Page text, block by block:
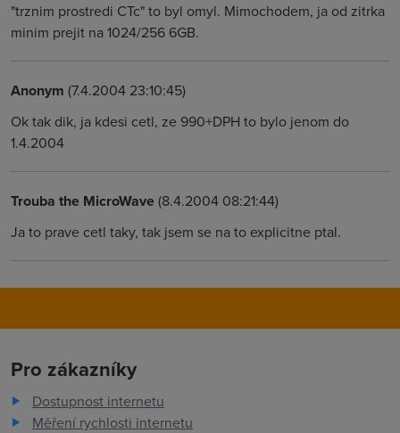
"trznim prostredi CTc" to byl omyl. Mimochodem, ja od zitrka
minim prejit na 1024/256 6GB.
Anonym (7.4.2004 23:10:45)
Ok tak dik, ja kdesi cetl, ze 990+DPH to bylo jenom do
1.4.2004
Trouba the MicroWave(8.4.2004 08:21:44)
Ja to prave cetl taky, tak jsem se na to explicitne ptal.
Pro zákazníky
Dostupnost internetu
Měření rychlosti internetu